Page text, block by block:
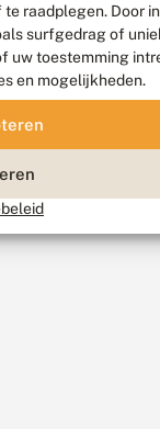
raadplegen. Door
surfgedrag of
uw toestemming
en mogelijkheden.